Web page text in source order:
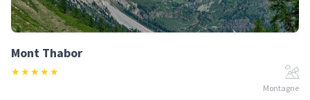
Mont Thabor
★★★★★
Montagne